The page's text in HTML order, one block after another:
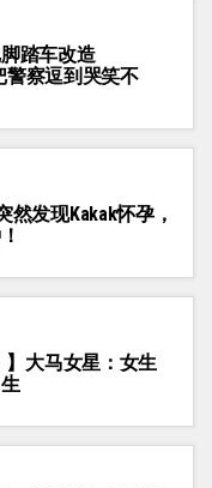
踏车改造
警察逗到哭笑不
然发现Kakak怀孕，
】大马女星：女生